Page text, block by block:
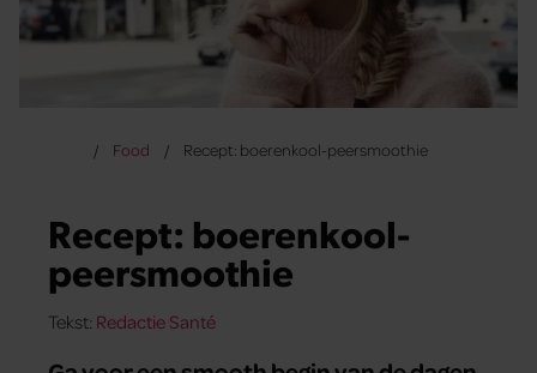
Food Recept: boerenkool-peersmoothie
Recept: boerenkool-
peersmoothie
Tekst: Redactie Santé